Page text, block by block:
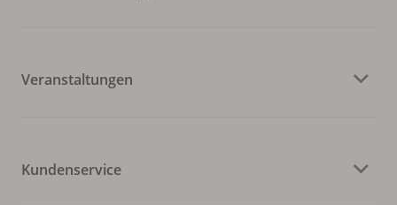
Veranstaltungen
Kundenservice